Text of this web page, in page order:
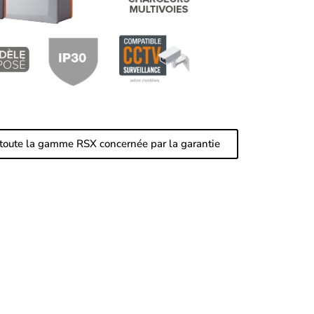
la gamme RSX concernée par la garantie